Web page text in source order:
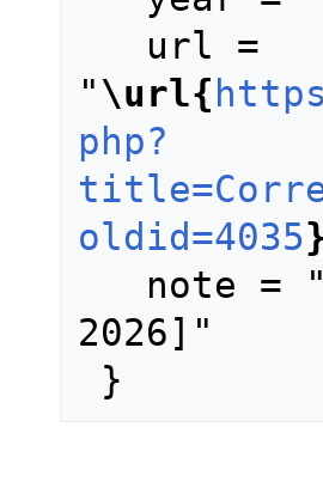
"\url{
php?
oldid=4035}
2026]"